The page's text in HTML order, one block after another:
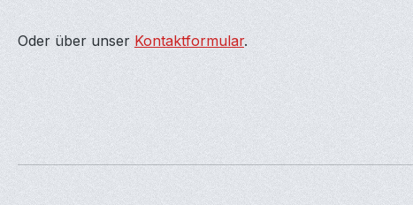
Oder über unser Kontaktformular.